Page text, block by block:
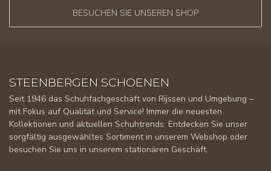
BESUCHEN SIE UNSEREN SHOP
STEENBERGEN SCHOENEN
Seit 1946 das Schuhfachgeschäft von Rijssen und Umgebung –
mit Fokus auf Qualität und Service! Immer die neuesten
Kollektionen und aktuellen Schuhtrends. Entdecken Sie unser
sorgfältig ausgewähltes Sortiment in unserem Webshop oder
besuchen Sie uns in unserem stationären Geschäft.